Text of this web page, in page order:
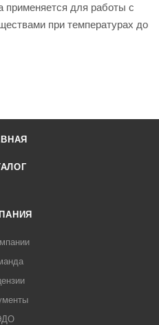
применяется для работы с
при температурах до
охлаждением в